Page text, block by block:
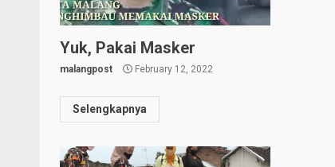
Yuk, Pakai Masker
malangpost February 12, 2022
Selengkapnya